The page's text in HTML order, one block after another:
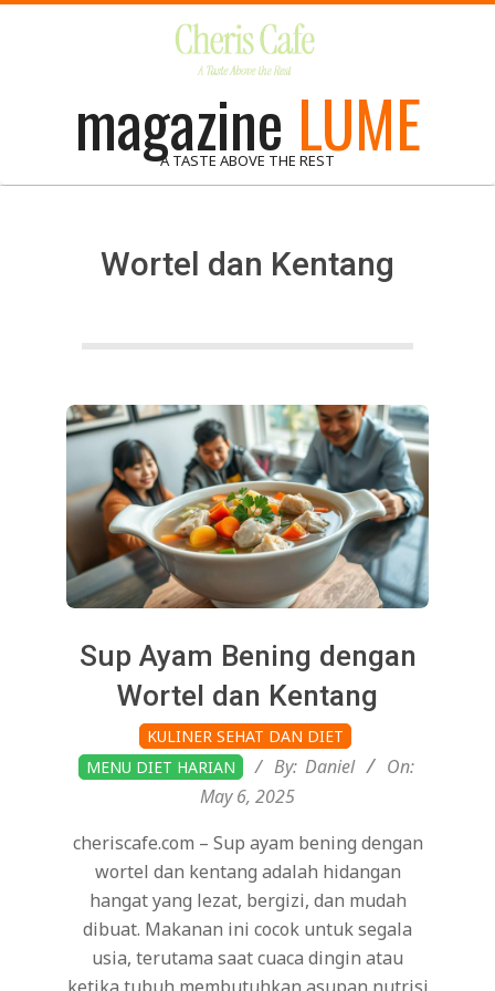
magazine LUME
A TASTE ABOVE THE REST
Wortel dan Kentang
Sup Ayam Bening dengan
Wortel dan Kentang
05-
06
KULINER SEHAT DAN DIET
MENU DIET HARIAN
By: Daniel
On:
May 6, 2025
cheriscafe.com – Sup ayam bening dengan
wortel dan kentang adalah hidangan
hangat yang lezat, bergizi, dan mudah
dibuat. Makanan ini cocok untuk segala
usia, terutama saat cuaca dingin atau